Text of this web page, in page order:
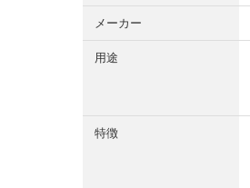
メーカー
用途
特徴